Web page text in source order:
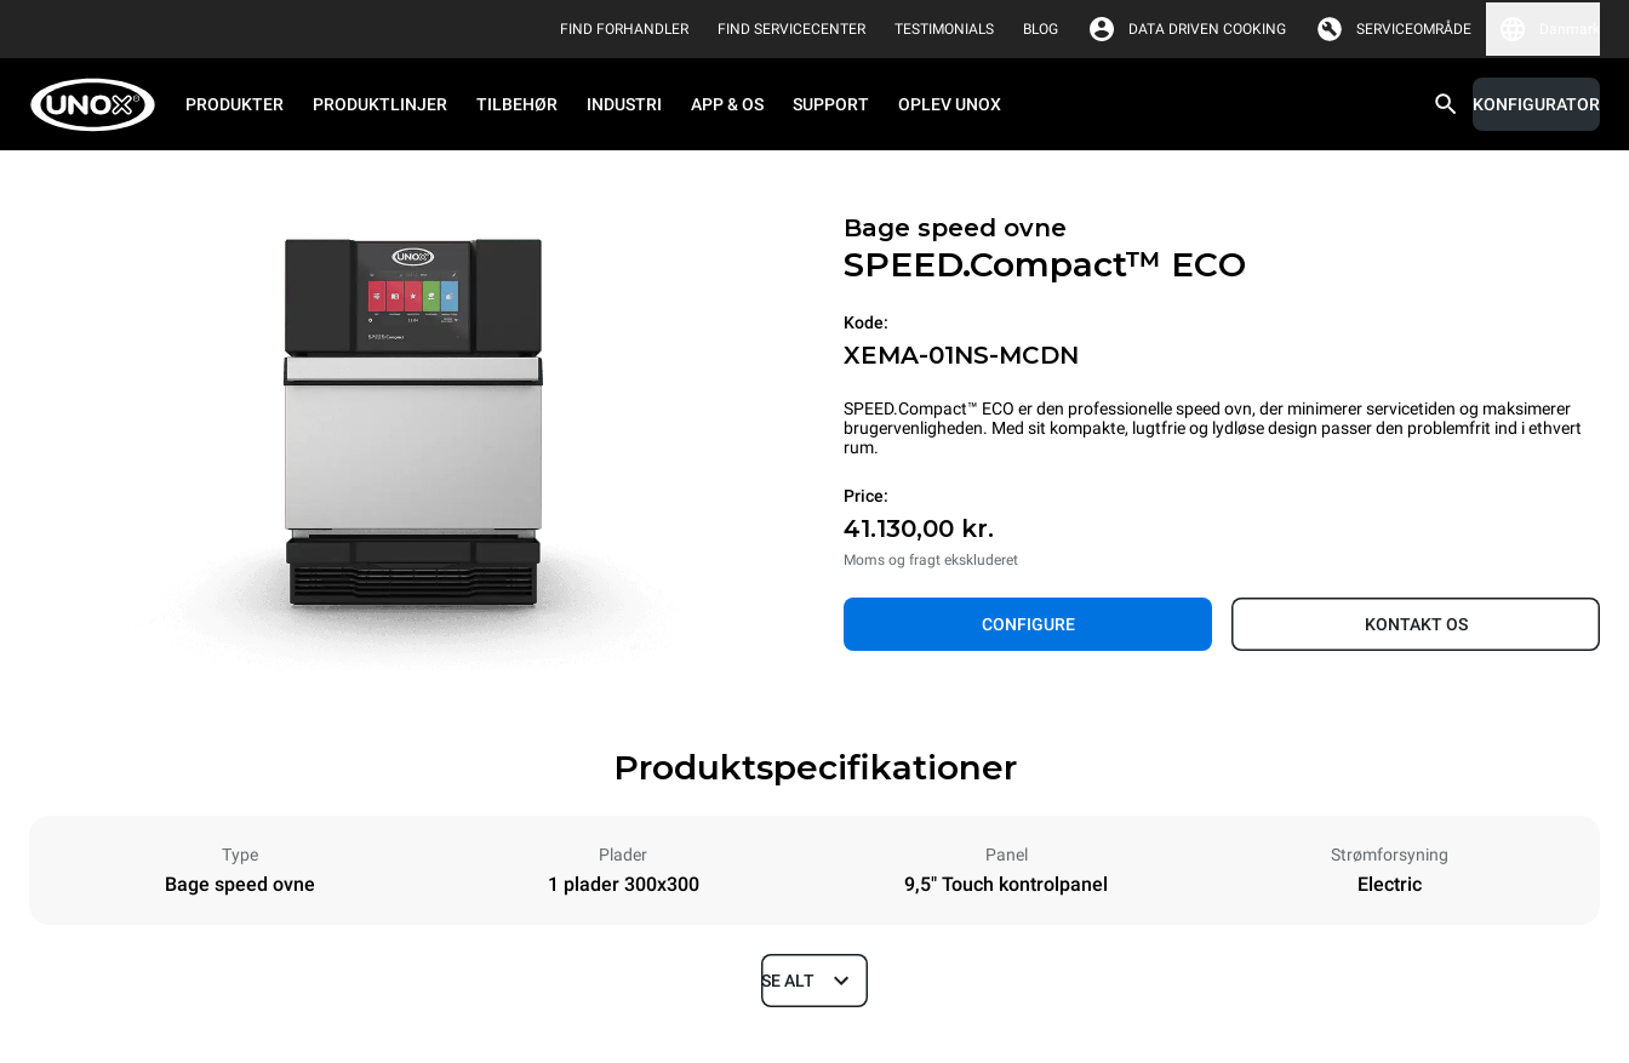
FIND FORHANDLER FIND SERVICECENTER TESTIMONIALS BLOG DATA DRIVEN COOKING SERVICEOMRÅDE
PRODUKTER PRODUKTLINJER TILBEHØR INDUSTRI APP & OS SUPPORT OPLEV UNOX KONFIGURATOR
Bage speed ovne
SPEED.Compact™ ECO
Kode:
XEMA-01NS-MCDN
SPEED.Compact™ ECO er den professionelle speed ovn, der minimerer servicetiden og maksimerer
brugervenligheden. Med sit kompakte, lugtfrie og lydløse design passer den problemfrit ind i ethvert
rum.
Price:
41.130,00 kr.
Moms og fragt ekskluderet
CONFIGURE KONTAKT OS
Produktspecifikationer
Type
Bage speed ovne
Plader
1 plader 300x300
Panel
9,5" Touch kontrolpanel
Strømforsyning
Electric
SE ALT